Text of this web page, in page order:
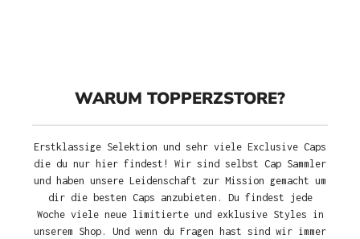
WARUM TOPPERZSTORE?
Erstklassige Selektion und sehr viele Exclusive Caps
die du nur hier findest! Wir sind selbst Cap Sammler
und haben unsere Leidenschaft zur Mission gemacht um
dir die besten Caps anzubieten. Du findest jede
Woche viele neue limitierte und exklusive Styles in
unserem Shop. Und wenn du Fragen hast sind wir immer